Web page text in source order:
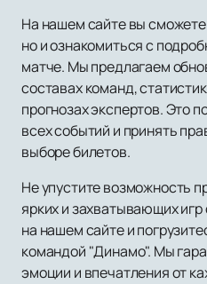
На нашем сайте вы сможете
но и ознакомиться с
матче. Мы предлагаем
составах команд,
прогнозах экспертов. Это
всех событий и принять
выборе билетов.
Не упустите возможность
ярких и захватывающих
на нашем сайте и
командой "Динамо". Мы
эмоции и впечатления от